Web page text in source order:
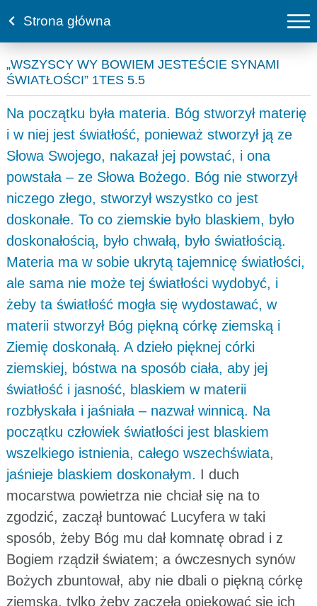
Strona główna
„WSZYSCY WY BOWIEM JESTEŚCIE SYNAMI
ŚWIATŁOŚCI” 1TES 5.5
Na początku była materia. Bóg stworzył materię
i w niej jest światłość, ponieważ stworzył ją ze
Słowa Swojego, nakazał jej powstać, i ona
powstała – ze Słowa Bożego. Bóg nie stworzył
niczego złego, stworzył wszystko co jest
doskonałe. To co ziemskie było blaskiem, było
doskonałością, było chwałą, było światłością.
Materia ma w sobie ukrytą tajemnicę światłości,
ale sama nie może tej światłości wydobyć, i
żeby ta światłość mogła się wydostawać, w
materii stworzył Bóg piękną córkę ziemską i
Ziemię doskonałą. A dzieło pięknej córki
ziemskiej, bóstwa na sposób ciała, aby jej
światłość i jasność, blaskiem w materii
rozbłyskała i jaśniała – nazwał winnicą. Na
początku człowiek światłości jest blaskiem
wszelkiego istnienia, całego wszechświata,
jaśnieje blaskiem doskonałym. I duch
mocarstwa powietrza nie chciał się na to
zgodzić, zaczął buntować Lucyfera w taki
sposób, żeby Bóg mu dał komnatę obrad i z
Bogiem rządził światem; a ówczesnych synów
Bożych zbuntował, aby nie dbali o piękną córkę
ziemską, tylko żeby zaczęła opiekować się ich